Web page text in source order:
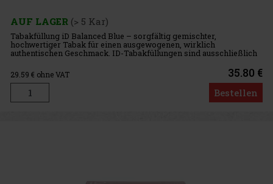
AUF LAGER (> 5 Kar)
Tabakfüllung iD Balanced Blue – sorgfältig gemischter,
hochwertiger Tabak für einen ausgewogenen, wirklich
authentischen Geschmack. ID-Tabakfüllungen sind ausschließlich
für die Verwendung mit dem Gerät Pulze bestimmt. Jeder Karton
enthält 10 Schacht
29.59 € ohne VAT 35.80 €
Bestellen